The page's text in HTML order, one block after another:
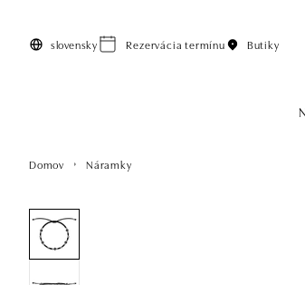
slovensky Rezervácia termínu Butiky
Domov Náramky